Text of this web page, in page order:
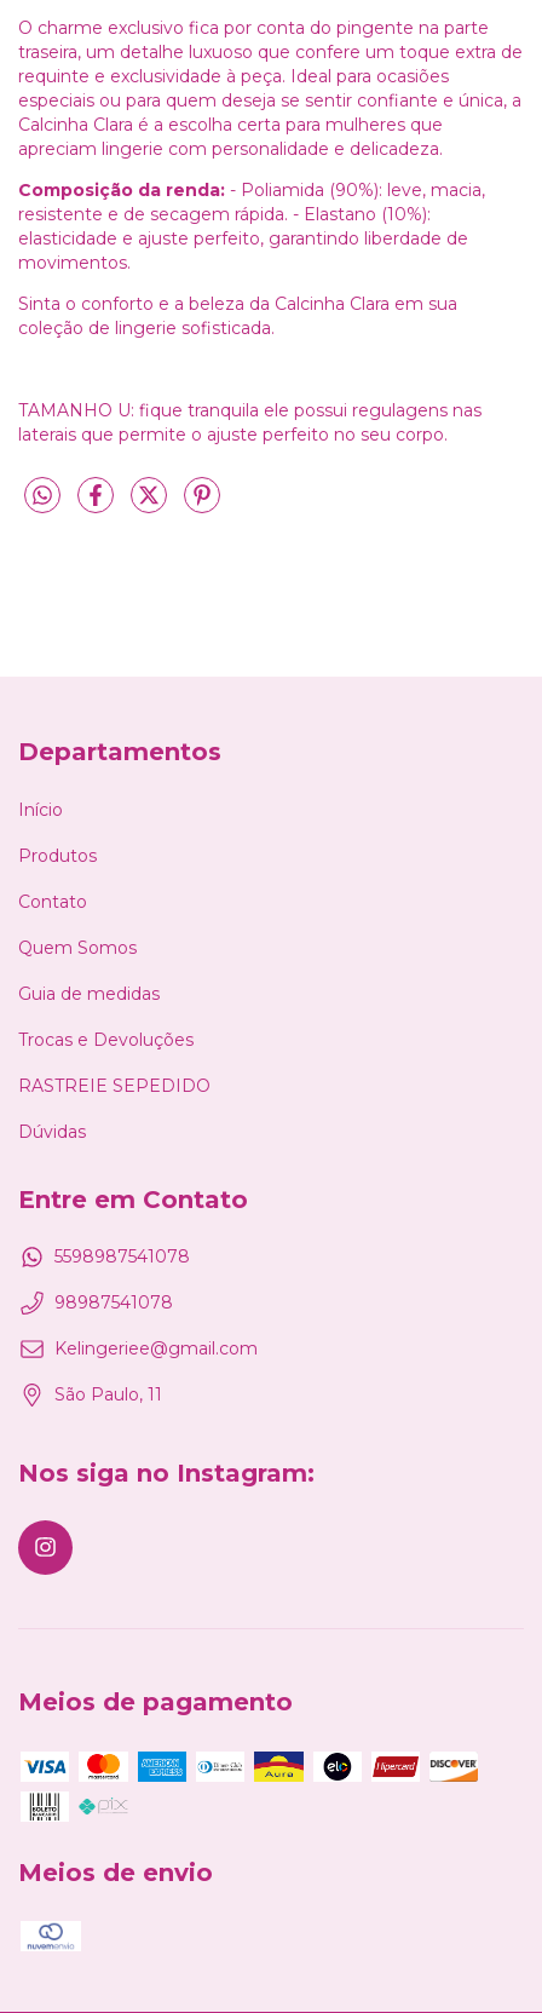
O charme exclusivo fica por conta do pingente na parte
traseira, um detalhe luxuoso que confere um toque extra de
requinte e exclusividade à peça. Ideal para ocasiões
especiais ou para quem deseja se sentir confiante e única, a
Calcinha Clara é a escolha certa para mulheres que
apreciam lingerie com personalidade e delicadeza.
Composição da renda: - Poliamida (90%): leve, macia,
resistente e de secagem rápida. - Elastano (10%):
elasticidade e ajuste perfeito, garantindo liberdade de
movimentos.
Sinta o conforto e a beleza da Calcinha Clara em sua
coleção de lingerie sofisticada.
TAMANHO U: fique tranquila ele possui regulagens nas
laterais que permite o ajuste perfeito no seu corpo.
Departamentos
Início
Produtos
Contato
Quem Somos
Guia de medidas
Trocas e Devoluções
RASTREIE SEPEDIDO
Dúvidas
Entre em Contato
5598987541078
98987541078
Kelingeriee@gmail.com
São Paulo, 11
Nos siga no Instagram:
Meios de pagamento
Meios de envio